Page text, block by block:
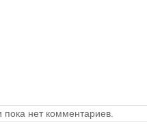
пока нет комментариев.